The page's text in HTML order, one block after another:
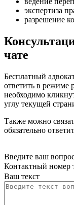
экспертиза
разрешение
чате
Бесплатный
ответить в режиме
необходимо
углу текущей
Также можно
обязательно
Введите ваш
Контактный номер
Ваш текст